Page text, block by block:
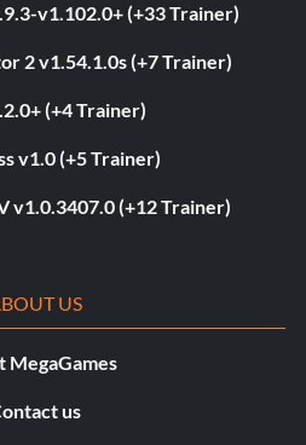
v1.102.0+ (+33 Trainer)
2 v1.54.1.0s (+7 Trainer)
(+4 Trainer)
v1.0 (+5 Trainer)
v1.0.3407.0 (+12 Trainer)
US
MegaGames
us